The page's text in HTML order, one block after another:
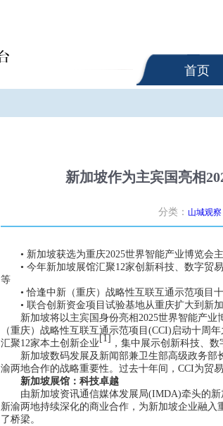
首页
新加坡作为主宾国亮相
分类： 山城观察
• 新加坡获选为重庆2025世界智能产业博览会
• 今年新加坡展馆汇聚12家创新科技、数字贸
等
• 恰逢中新（重庆）战略性互联互通示范项目
• 联合创新资金项目试验基地从重庆扩大到新
新加坡将以主宾国身份亮相2025世界智能产
（重庆）战略性互联互通示范项目(CCI)启动十周
汇聚12家本土创新企业 [1] ，集中展示创新科技、
新加坡数码发展及新闻部兼卫生部高级政务部
渝两地合作的战略重要性。过去十年间，CCI为贸
新加坡展馆：科技卓越
由新加坡资讯通信媒体发展局(IMDA)牵头的
新渝两地持续深化的商业合作，为新加坡企业融
了桥梁。